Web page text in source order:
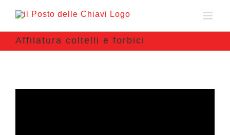
Affilatura coltelli e forbici